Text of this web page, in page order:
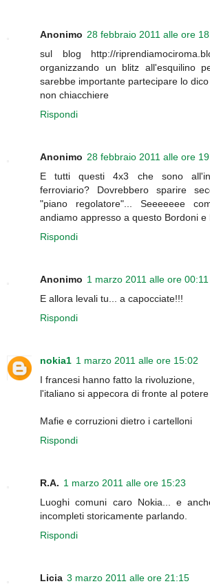
Anonimo 28 febbraio 2011 alle ore
sul blog http://
organizzando un blitz all'esquilino
sarebbe importante partecipare lo
non chiacchiere
Rispondi
Anonimo 28 febbraio 2011 alle ore
E tutti questi 4x3 che sono
ferroviario? Dovrebbero sparire
"piano regolatore"... Seeeeeee
andiamo appresso a questo Bordoni e
Rispondi
Anonimo 1 marzo 2011 alle ore 00:11
E allora levali tu... a capocciate!!!
Rispondi
nokia1 1 marzo 2011 alle ore 15:02
I francesi hanno fatto la rivoluzione,
l'italiano si appecora di fronte al
Mafie e corruzioni dietro i cartelloni
Rispondi
R.A. 1 marzo 2011 alle ore 15:23
Luoghi comuni caro Nokia... e
incompleti storicamente parlando.
Rispondi
Licia 3 marzo 2011 alle ore 21:15